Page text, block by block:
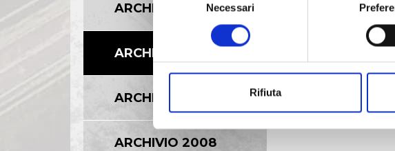
Necessari
Rifiuta
Avviso di
Ordinaria
02:00 - 08/04/
ARCHIVIO 2011
ARCHIVIO 2010
ARCHIVIO 2009
ARCHIVIO 2008